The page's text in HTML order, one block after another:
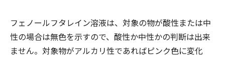
フェノールフタレイン溶液は、対象の物が酸性または中
性の場合は無色を示すので、酸性か中性かの判断は出来
ません。対象物がアルカリ性であればピンク色に変化